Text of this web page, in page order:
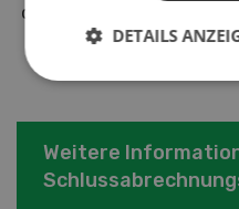
des Systems MAXI für
Weitere
DETAILS